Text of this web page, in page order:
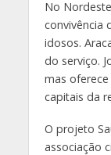
No
convivência
idosos.
do serviço.
mas
capitais da
O projeto
associação